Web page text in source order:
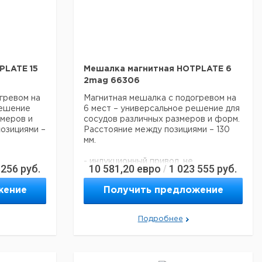
15
на
и
–
до 2000
- 40 Вт)
даже
руб.
Мешалка магнитная HOTPLATE 6
2mag 66306
Магнитная мешалка с подогревом на
6 мест – универсальное решение для
сосудов различных размеров и форм.
Расстояние между позициями – 130
мм.
- индукционный привод, не
требующий обслуживания
- диапазон скоростей от 100 до 2000
об/мин
- 10-и ступенчатый контроль
мощности перемешивания (4 - 40 Вт)
- безрывковое перемешивание даже
на низких оборотах
10 581,20 евро / 1 023 555 руб.
Получить предложение
Подробнее